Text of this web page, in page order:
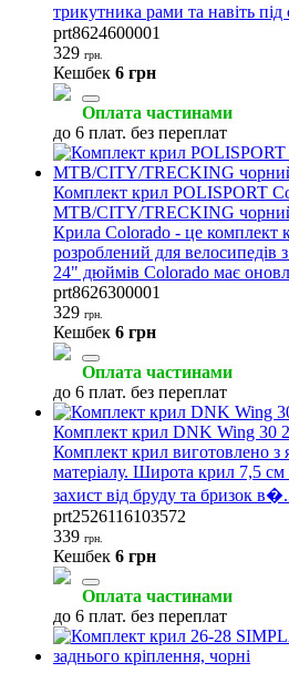
трикутника рами та навіть
prt8624600001
329 грн.
Кешбек 6 грн
Оплата частинами
до 6 плат. без переплат
Комплект крил POLISPORT
MTB/CITY/TRECKING
Крила Colorado - це комплект
розроблений для велосипедів
24" дюймів Colorado має
prt8626300001
329 грн.
Кешбек 6 грн
Оплата частинами
до 6 плат. без переплат
Комплект крил DNK Wing 30
Комплект крил виготовлено з
матеріалу. Широта крил 7,5 см
захист від бруду та бризок
prt2526116103572
339 грн.
Кешбек 6 грн
Оплата частинами
до 6 плат. без переплат